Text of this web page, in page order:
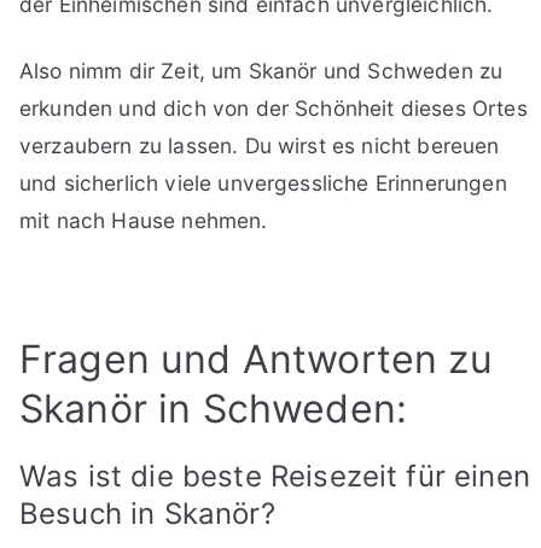
Also nimm dir Zeit, um Skanör und Schweden zu
erkunden und dich von der Schönheit dieses Ortes
verzaubern zu lassen. Du wirst es nicht bereuen
und sicherlich viele unvergessliche Erinnerungen
mit nach Hause nehmen.
Fragen und Antworten zu
Skanör in Schweden:
Was ist die beste Reisezeit für einen
Besuch in Skanör?